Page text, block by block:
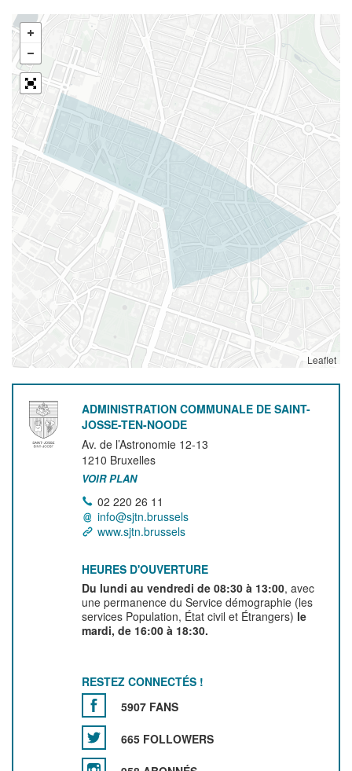
Leaflet
ADMINISTRATION COMMUNALE DE SAINT-
JOSSE-TEN-NOODE
Av. de l’Astronomie 12-13
1210 Bruxelles
VOIR PLAN
02 220 26 11
info@sjtn.brussels
www.sjtn.brussels
HEURES D'OUVERTURE
Du lundi au vendredi de 08:30 à 13:00, avec
une permanence du Service démographie (les
services Population, État civil et Étrangers) le
mardi, de 16:00 à 18:30.
RESTEZ CONNECTÉS !
5907 FANS
665 FOLLOWERS